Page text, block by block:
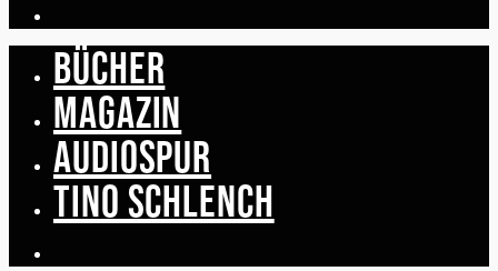
Bücher
Magazin
Audiospur
Tino Schlench